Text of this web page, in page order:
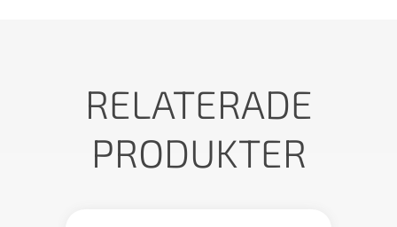
RELATERADE
PRODUKTER